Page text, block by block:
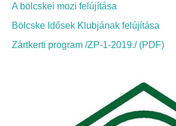
Szervezeti felépítés
Dokumentumok
A bölcskei mozi felújítása
Bölcske Idősek Klubjának felújítása
Zártkerti program /ZP-1-2019./ (PDF)